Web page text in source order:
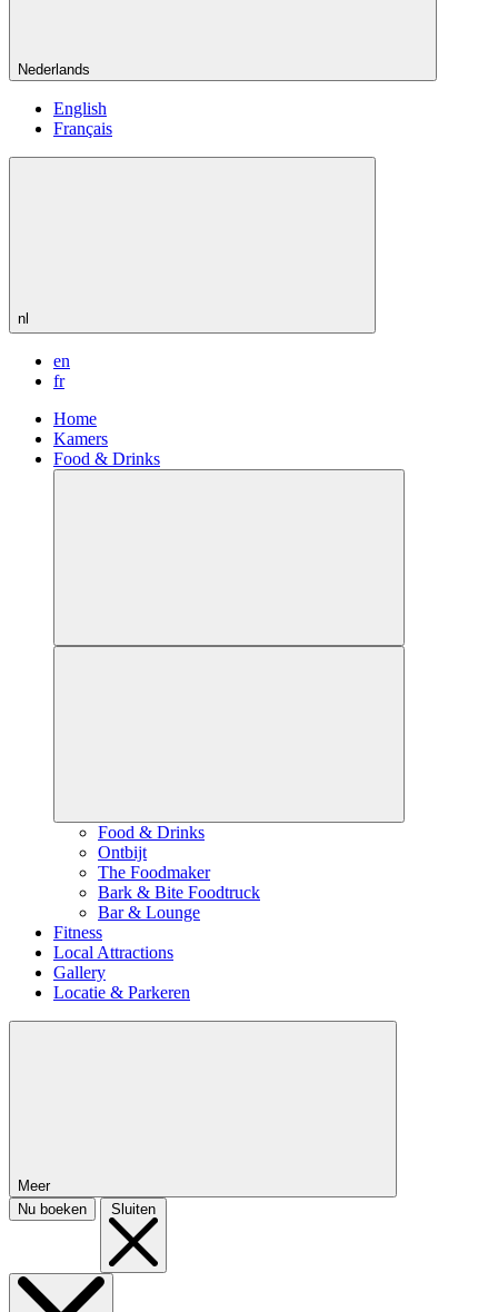
Nederlands
English
Français
nl
en
fr
Home
Kamers
Food & Drinks
Food & Drinks
Ontbijt
The Foodmaker
Bark & Bite Foodtruck
Bar & Lounge
Fitness
Local Attractions
Gallery
Locatie & Parkeren
Meer
Nu boeken
Sluiten